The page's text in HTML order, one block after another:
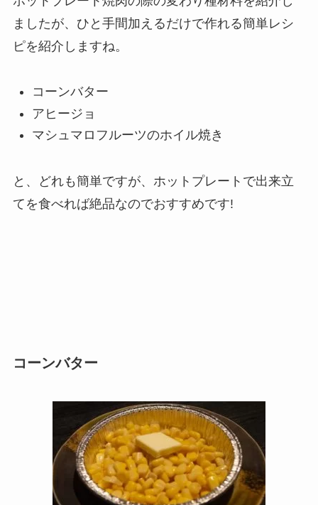
ましたが、ひと手間加えるだけで作れる簡単レシ
ピを紹介しますね。
コーンバター
アヒージョ
マシュマロフルーツのホイル焼き
と、どれも簡単ですが、ホットプレートで出来立
てを食べれば絶品なのでおすすめです!
コーンバター